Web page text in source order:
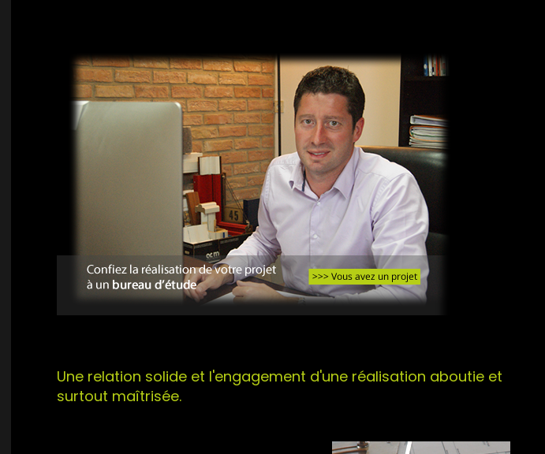
Une relation solide et l'engagement d'une réalisation aboutie et
surtout maîtrisée.